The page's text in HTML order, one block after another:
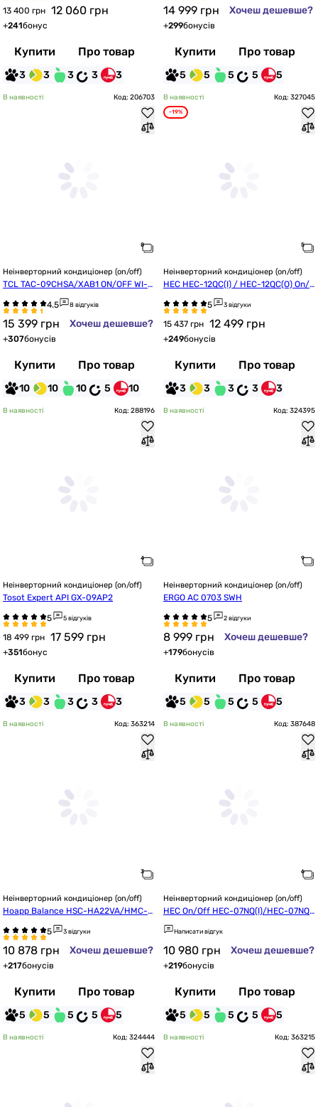
13 400 грн 12 060 грн
+241бонус
Купити Про товар
3 3 3 3 3
14 999 грн Хочеш дешевше?
+299бонусів
Купити Про товар
5 5 5 5 5
В наявності Код: 206703
Неінверторний кондиціонер (on/off)
TCL TAC-09CHSA/XAB1 ON/OFF WI-FI
8 відгуків
15 399 грн Хочеш дешевше?
+307бонусів
Купити Про товар
10 10 10 5 10
В наявності Код: 327045
-19%
Неінверторний кондиціонер (on/off)
HEC HEC-12QC(I) / HEC-12QC(O) On/O
3 відгуки
15 437 грн 12 499 грн
+249бонусів
Купити Про товар
3 3 3 3 3
В наявності Код: 288196
Неінверторний кондиціонер (on/off)
Tosot Expert API GX-09AP2
5 відгуків
18 499 грн 17 599 грн
+351бонус
Купити Про товар
3 3 3 3 3
В наявності Код: 324395
Неінверторний кондиціонер (on/off)
ERGO AC 0703 SWН
2 відгуки
8 999 грн Хочеш дешевше?
+179бонусів
Купити Про товар
5 5 5 5 5
В наявності Код: 363214
Неінверторний кондиціонер (on/off)
Hoapp Balance HSC-HA22VA/HMC-H
3 відгуки
10 878 грн Хочеш дешевше?
+217бонусів
Купити Про товар
5 5 5 5 5
В наявності Код: 387648
Неінверторний кондиціонер (on/off)
HEC On/Off HEC-07NQ(I)/HEC-07NQ
(O)
Написати відгук
10 980 грн Хочеш дешевше?
+219бонусів
Купити Про товар
5 5 5 5 5
В наявності Код: 324444 В наявності Код: 363215